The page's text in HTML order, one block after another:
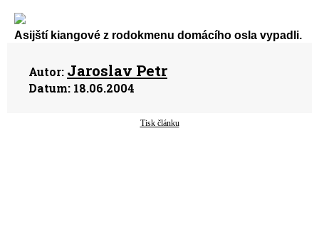
Asijští kiangové z rodokmenu domácího osla vypadli.
Autor: Jaroslav Petr
Datum: 18.06.2004
Tisk článku